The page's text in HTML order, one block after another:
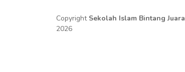
Copyright Sekolah Islam Bintang Juara
2026